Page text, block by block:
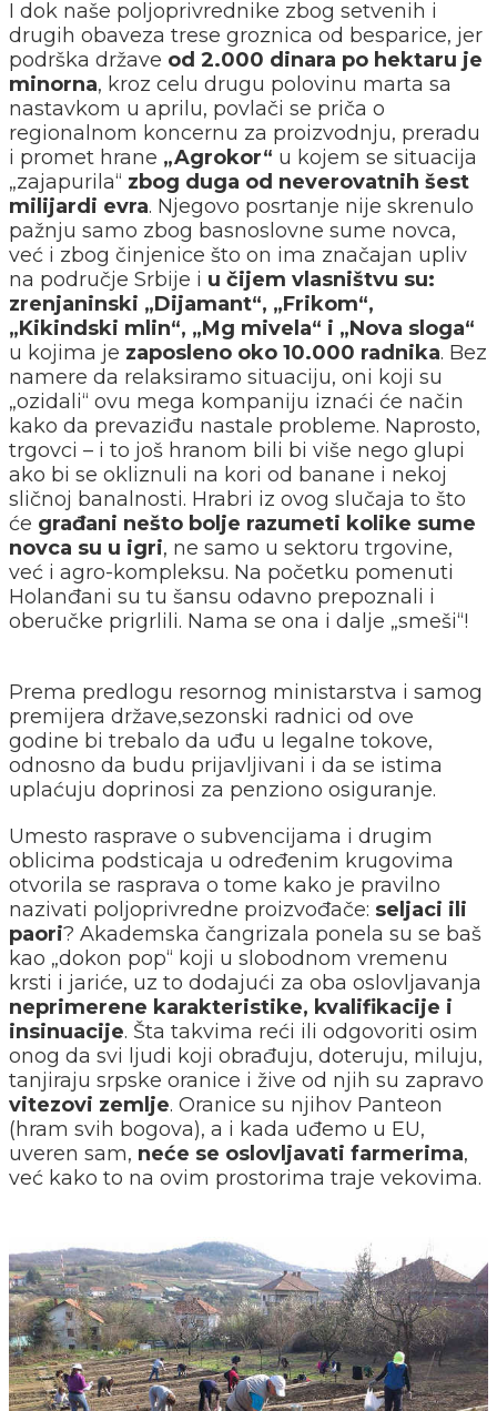
I dok naše poljoprivrednike zbog setvenih i
drugih obaveza trese groznica od besparice, jer
podrška države od 2.000 dinara po hektaru je
minorna, kroz celu drugu polovinu marta sa
nastavkom u aprilu, povlači se priča o
regionalnom koncernu za proizvodnju, preradu
i promet hrane „Agrokor“ u kojem se situacija
„zajapurila“ zbog duga od neverovatnih šest
milijardi evra. Njegovo posrtanje nije skrenulo
pažnju samo zbog basnoslovne sume novca,
već i zbog činjenice što on ima značajan upliv
na područje Srbije i u čijem vlasništvu su:
zrenjaninski „Dijamant“, „Frikom“,
„Kikindski mlin“, „Mg mivela“ i „Nova sloga“
u kojima je zaposleno oko 10.000 radnika. Bez
namere da relaksiramo situaciju, oni koji su
„ozidali“ ovu mega kompaniju iznaći će način
kako da prevaziđu nastale probleme. Naprosto,
trgovci – i to još hranom bili bi više nego glupi
ako bi se okliznuli na kori od banane i nekoj
sličnoj banalnosti. Hrabri iz ovog slučaja to što
će građani nešto bolje razumeti kolike sume
novca su u igri, ne samo u sektoru trgovine,
već i agro-kompleksu. Na početku pomenuti
Holanđani su tu šansu odavno prepoznali i
oberučke prigrlili. Nama se ona i dalje „smeši“!
Prema predlogu resornog ministarstva i samog
premijera države,sezonski radnici od ove
godine bi trebalo da uđu u legalne tokove,
odnosno da budu prijavljivani i da se istima
uplaćuju doprinosi za penziono osiguranje.
Umesto rasprave o subvencijama i drugim
oblicima podsticaja u određenim krugovima
otvorila se rasprava o tome kako je pravilno
nazivati poljoprivredne proizvođače: seljaci ili
paori? Akademska čangrizala ponela su se baš
kao „dokon pop“ koji u slobodnom vremenu
krsti i jariće, uz to dodajući za oba oslovljavanja
neprimerene karakteristike, kvalifikacije i
insinuacije. Šta takvima reći ili odgovoriti osim
onog da svi ljudi koji obrađuju, doteruju, miluju,
tanjiraju srpske oranice i žive od njih su zapravo
vitezovi zemlje. Oranice su njihov Panteon
(hram svih bogova), a i kada uđemo u EU,
uveren sam, neće se oslovljavati farmerima,
već kako to na ovim prostorima traje vekovima.